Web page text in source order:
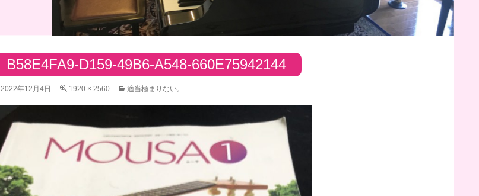
B58E4FA9-D159-49B6-A548-660E75942144
2022年12月4日 1920 × 2560 適当極まりない。